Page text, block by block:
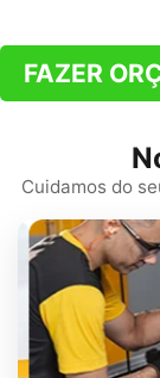
FAZER
Cuidamos do